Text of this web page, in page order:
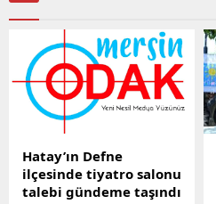
Hatay’ın Defne
ilçesinde tiyatro salonu
talebi gündeme taşındı